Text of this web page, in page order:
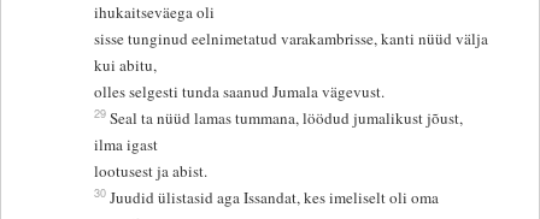
ihukaitseväega oli
sisse tunginud eelnimetatud varakambrisse, kanti nüüd välja
kui abitu,
olles selgesti tunda saanud Jumala vägevust.
29 Seal ta nüüd lamas tummana, löödud jumalikust jõust,
ilma igast
lootusest ja abist.
30 Juudid ülistasid aga Issandat, kes imeliselt oli oma